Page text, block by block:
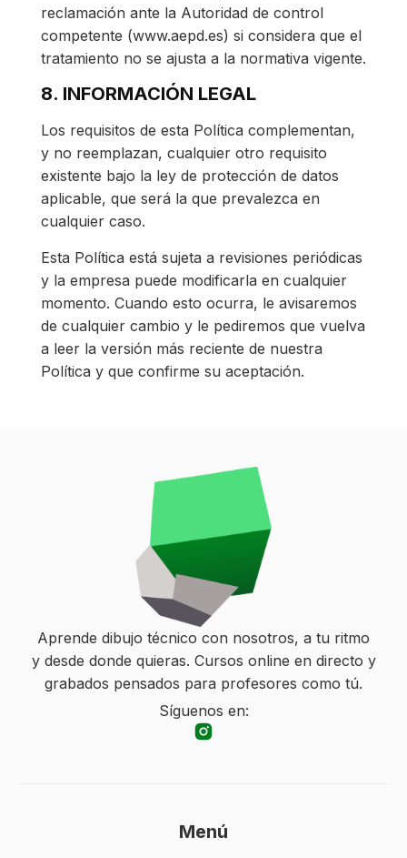
reclamación ante la Autoridad de control
competente (www.aepd.es) si considera que el
tratamiento no se ajusta a la normativa vigente.
8. INFORMACIÓN LEGAL
Los requisitos de esta Política complementan,
y no reemplazan, cualquier otro requisito
existente bajo la ley de protección de datos
aplicable, que será la que prevalezca en
cualquier caso.
Esta Política está sujeta a revisiones periódicas
y la empresa puede modificarla en cualquier
momento. Cuando esto ocurra, le avisaremos
de cualquier cambio y le pediremos que vuelva
a leer la versión más reciente de nuestra
Política y que confirme su aceptación.
Aprende dibujo técnico con nosotros, a tu ritmo
y desde donde quieras. Cursos online en directo y
grabados pensados para profesores como tú.
Síguenos en:
Menú